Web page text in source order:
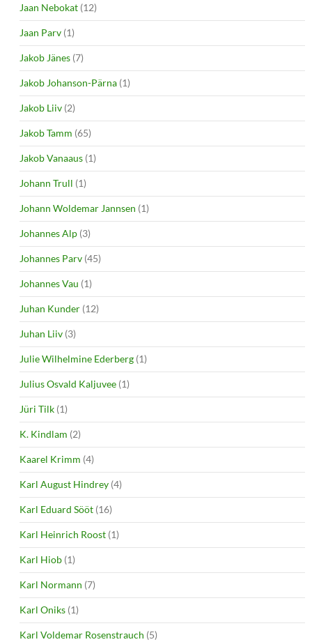
Jaan Nebokat (12)
Jaan Parv (1)
Jakob Jänes (7)
Jakob Johanson-Pärna (1)
Jakob Liiv (2)
Jakob Tamm (65)
Jakob Vanaaus (1)
Johann Trull (1)
Johann Woldemar Jannsen (1)
Johannes Alp (3)
Johannes Parv (45)
Johannes Vau (1)
Juhan Kunder (12)
Juhan Liiv (3)
Julie Wilhelmine Ederberg (1)
Julius Osvald Kaljuvee (1)
Jüri Tilk (1)
K. Kindlam (2)
Kaarel Krimm (4)
Karl August Hindrey (4)
Karl Eduard Sööt (16)
Karl Heinrich Roost (1)
Karl Hiob (1)
Karl Normann (7)
Karl Oniks (1)
Karl Voldemar Rosenstrauch (5)